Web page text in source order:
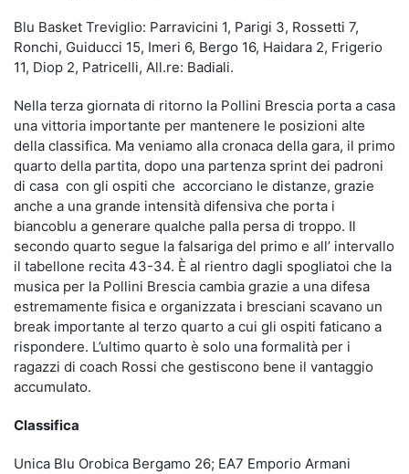
Blu Basket Treviglio: Parravicini 1, Parigi 3, Rossetti 7,
Ronchi, Guiducci 15, Imeri 6, Bergo 16, Haidara 2, Frigerio
11, Diop 2, Patricelli, All.re: Badiali.
Nella terza giornata di ritorno la Pollini Brescia porta a casa
una vittoria importante per mantenere le posizioni alte
della classifica. Ma veniamo alla cronaca della gara, il primo
quarto della partita, dopo una partenza sprint dei padroni
di casa con gli ospiti che accorciano le distanze, grazie
anche a una grande intensità difensiva che porta i
biancoblu a generare qualche palla persa di troppo. Il
secondo quarto segue la falsariga del primo e all’ intervallo
il tabellone recita 43-34. È al rientro dagli spogliatoi che la
musica per la Pollini Brescia cambia grazie a una difesa
estremamente fisica e organizzata i bresciani scavano un
break importante al terzo quarto a cui gli ospiti faticano a
rispondere. L’ultimo quarto è solo una formalità per i
ragazzi di coach Rossi che gestiscono bene il vantaggio
accumulato.
Classifica
Unica Blu Orobica Bergamo 26; EA7 Emporio Armani